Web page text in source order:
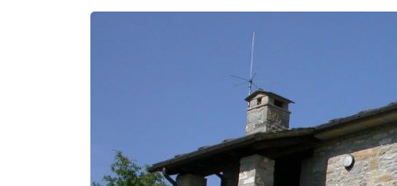
STORIA E